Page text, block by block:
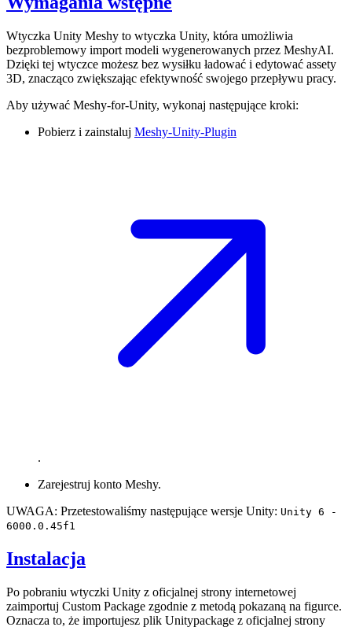
Wtyczka Unity Meshy to wtyczka Unity, która umożliwia
bezproblemowy import modeli wygenerowanych przez MeshyAI.
Dzięki tej wtyczce możesz bez wysiłku ładować i edytować assety
3D, znacząco zwiększając efektywność swojego przepływu pracy.
Aby używać Meshy-for-Unity, wykonaj następujące kroki:
Pobierz i zainstaluj Meshy-Unity-Plugin
.
Zarejestruj konto Meshy.
UWAGA: Przetestowaliśmy następujące wersje Unity: Unity 6 -
6000.0.45f1
Instalacja
Po pobraniu wtyczki Unity z oficjalnej strony internetowej
zaimportuj Custom Package zgodnie z metodą pokazaną na figurce.
Oznacza to, że importujesz plik Unitypackage z oficjalnej strony